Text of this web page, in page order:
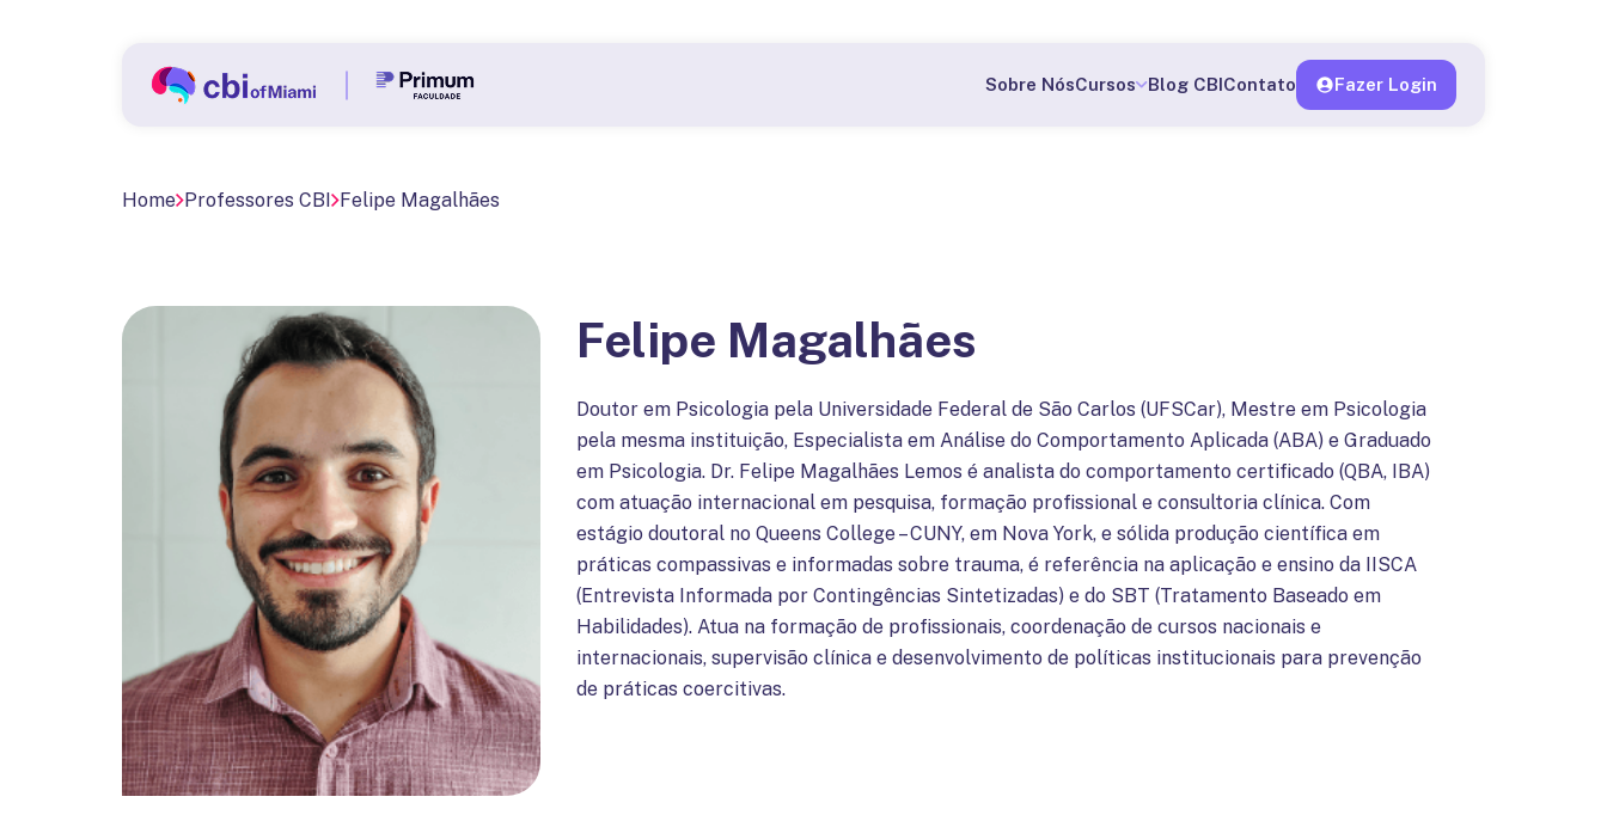
Sobre NósCursos Blog CBIContato Fazer Login
Home Professores CBI Felipe Magalhães
Felipe Magalhães
Doutor em Psicologia pela Universidade Federal de São Carlos (UFSCar), Mestre em Psicologia
pela mesma instituição, Especialista em Análise do Comportamento Aplicada (ABA) e Graduado
em Psicologia. Dr. Felipe Magalhães Lemos é analista do comportamento certificado (QBA, IBA)
com atuação internacional em pesquisa, formação profissional e consultoria clínica. Com
estágio doutoral no Queens College – CUNY, em Nova York, e sólida produção científica em
práticas compassivas e informadas sobre trauma, é referência na aplicação e ensino da IISCA
(Entrevista Informada por Contingências Sintetizadas) e do SBT (Tratamento Baseado em
Habilidades). Atua na formação de profissionais, coordenação de cursos nacionais e
internacionais, supervisão clínica e desenvolvimento de políticas institucionais para prevenção
de práticas coercitivas.